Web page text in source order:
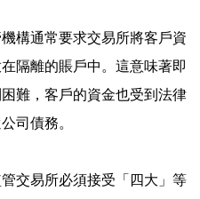
機構通常要求交易所將客戶資
隔離的賬戶中。這意味著即
難，客戶的資金也受到法律
司債務。
管交易所必須接受「四大」等